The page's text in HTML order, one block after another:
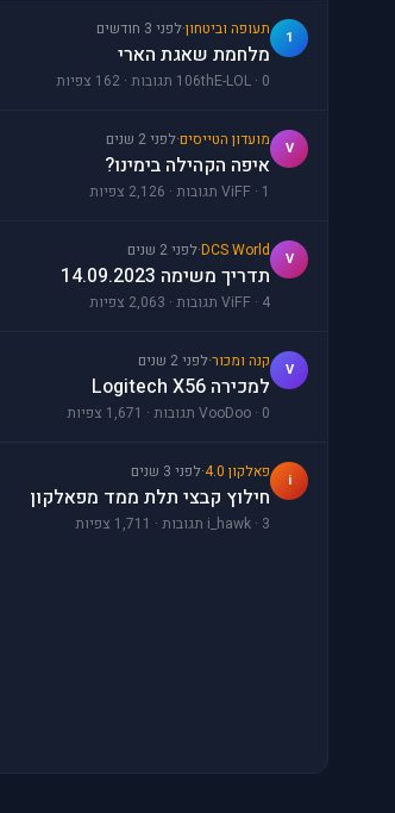
1 תעופה וביטחון·לפני 3 חודשים
מלחמת שאגת הארי
106thE-LOL · 0 תגובות · 162 צפיות
V מועדון הטייסים·לפני 2 שנים
איפה הקהילה בימינו?
ViFF · 1 תגובות · 2,126 צפיות
V
DCS World
·לפני 2 שנים
תדריך משימה 14.09.2023
ViFF · 4 תגובות · 2,063 צפיות
V קנה ומכור·לפני 2 שנים
למכירה Logitech X56
VooDoo · 0 תגובות · 1,671 צפיות
i פאלקון 4.0 ·לפני 3 שנים
חילוץ קבצי תלת ממד מפאלקון
i_hawk · 3 תגובות · 1,711 צפיות